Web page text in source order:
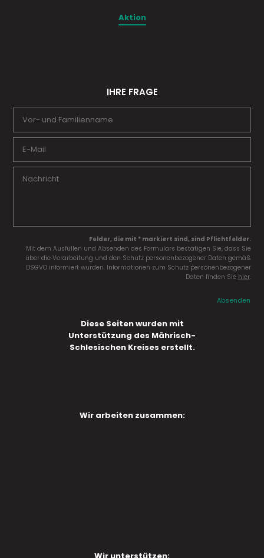
Aktion
IHRE FRAGE
Felder, die mit * markiert sind, sind Pflichtfelder.
Mit dem Ausfüllen und Absenden des Formulars bestätigen Sie, dass Sie
über die Verarbeitung und den Schutz personenbezogener Daten gemäß
DSGVO informiert wurden. Informationen zum Schutz personenbezogener
Daten finden Sie hier.
Absenden
Diese Seiten wurden mit
Unterstützung des Mährisch-
Schlesischen Kreises erstellt.
Wir arbeiten zusammen: